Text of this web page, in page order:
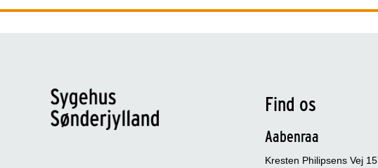
Find os
Aabenraa
Kresten Philipsens Vej 15